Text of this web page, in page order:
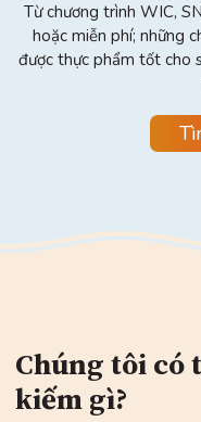
Từ chương trình WIC,
hoặc miễn phí; những
được thực phẩm tốt cho
Chúng tôi có
kiếm gì?